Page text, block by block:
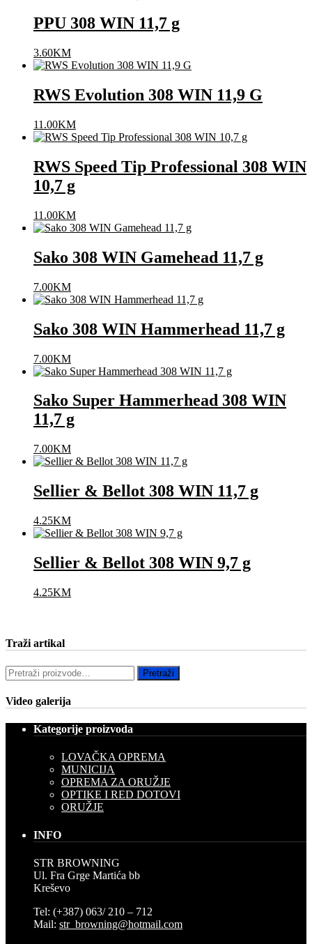
PPU 308 WIN 11,7 g
3.60KM
RWS Evolution 308 WIN 11,9 G
11.00KM
RWS Speed Tip Professional 308 WIN
10,7 g
11.00KM
Sako 308 WIN Gamehead 11,7 g
7.00KM
Sako 308 WIN Hammerhead 11,7 g
7.00KM
Sako Super Hammerhead 308 WIN
11,7 g
7.00KM
Sellier & Bellot 308 WIN 11,7 g
4.25KM
Sellier & Bellot 308 WIN 9,7 g
4.25KM
Traži artikal
Pretraži: Pretraži
Video galerija
Kategorije proizvoda
LOVAČKA OPREMA
MUNICIJA
OPREMA ZA ORUŽJE
OPTIKE I RED DOTOVI
ORUŽJE
INFO
STR BROWNING
Ul. Fra Grge Martića bb
Kreševo
Tel: (+387) 063/ 210 – 712
Mail: str_browning@hotmail.com